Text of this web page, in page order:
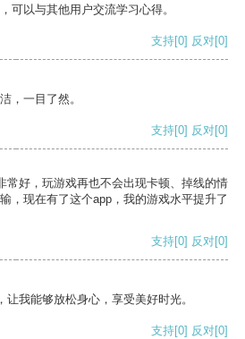
可以与其他用户交流学习心得。
支持[0] 反对[0]
，一目了然。
支持[0] 反对[0]
常好，玩游戏再也不会出现卡顿、掉线的情
，现在有了这个app，我的游戏水平提升了
支持[0] 反对[0]
我能够放松身心，享受美好时光。
支持[0] 反对[0]